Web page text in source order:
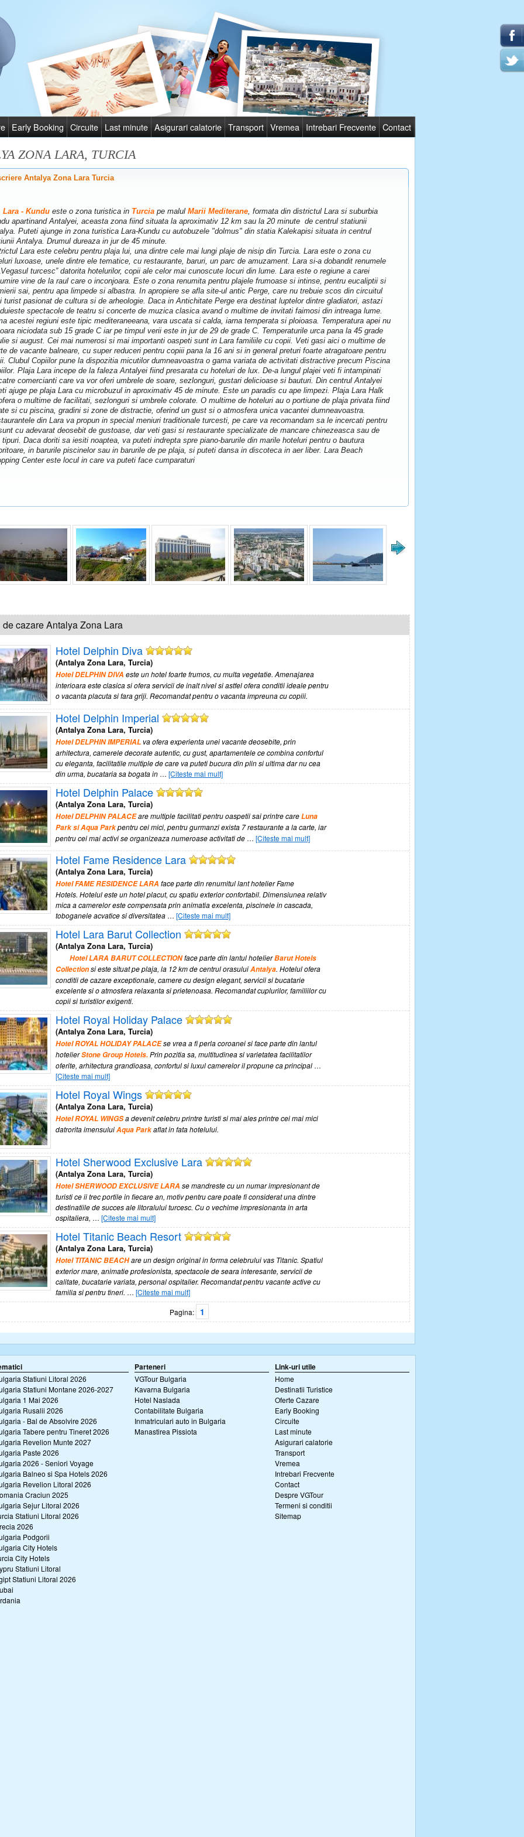
Early Booking Circuite Last minute Asigurari calatorie Transport Vremea Intrebari Frecvente Contact
ZONA LARA, TURCIA
Antalya Zona Lara Turcia
Lara - Kundueste o zona turistica in Turcia pe malul Marii Mediterane , formata din districtul Lara si suburbia
apartinand Antalyei, aceasta zona fiind situata la aproximativ 12 km sau la 20 minute de centrul statiunii
Puteti ajunge in zona turistica Lara-Kundu cu autobuzele "dolmus" din statia Kalekapisi situata in centrul
Antalya. Drumul dureaza in jur de 45 minute.
Lara este celebru pentru plaja lui, una dintre cele mai lungi plaje de nisip din Turcia. Lara este o zona cu
luxoase, unele dintre ele tematice, cu restaurante, baruri, un parc de amuzament. Lara si-a dobandit renumele
turcesc” datorita hotelurilor, copii ale celor mai cunoscute locuri din lume. Lara este o regiune a carei
vine de la raul care o inconjoara. Este o zona renumita pentru plajele frumoase si intinse, pentru eucaliptii si
sai, pentru apa limpede si albastra. In apropiere se afla site-ul antic Perge, care nu trebuie scos din circuitul
turist pasionat de cultura si de arheologie. Daca in Antichitate Perge era destinat luptelor dintre gladiatori, astazi
spectacole de teatru si concerte de muzica clasica avand o multime de invitati faimosi din intreaga lume.
acestei regiuni este tipic mediteraneeana, vara uscata si calda, iarna temperata si ploioasa. Temperatura apei nu
niciodata sub 15 grade C iar pe timpul verii este in jur de 29 de grade C. Temperaturile urca pana la 45 grade
si august. Cei mai numerosi si mai importanti oaspeti sunt in Lara familiile cu copii. Veti gasi aici o multime de
de vacante balneare, cu super reduceri pentru copiii pana la 16 ani si in general preturi foarte atragatoare pentru
Clubul Copiilor pune la dispozitia micutilor dumneavoastra o gama variata de activitati distractive precum Piscina
Plaja Lara incepe de la faleza Antalyei fiind presarata cu hoteluri de lux. De-a lungul plajei veti fi intampinati
comercianti care va vor oferi umbrele de soare, sezlonguri, gustari delicioase si bauturi. Din centrul Antalyei
ajuge pe plaja Lara cu microbuzul in aproximativ 45 de minute. Este un paradis cu ape limpezi. Plaja Lara Halk
o multime de facilitati, sezlonguri si umbrele colorate. O multime de hoteluri au o portiune de plaja privata fiind
si cu piscina, gradini si zone de distractie, oferind un gust si o atmosfera unica vacantei dumneavoastra.
din Lara va propun in special meniuri traditionale turcesti, pe care va recomandam sa le incercati pentru
cu adevarat deosebit de gustoase, dar veti gasi si restaurante specializate de mancare chinezeasca sau de
tipuri. Daca doriti sa iesiti noaptea, va puteti indrepta spre piano-barurile din marile hoteluri pentru o bautura
in barurile piscinelor sau in barurile de pe plaja, si puteti dansa in discoteca in aer liber. Lara Beach
Center este locul in care va puteti face cumparaturi
cazare Antalya Zona Lara
Hotel Delphin Diva
(Antalya Zona Lara, Turcia)
Hotel DELPHIN DIVA este un hotel foarte frumos, cu multa vegetatie. Amenajarea
interioara este clasica si ofera servicii de inalt nivel si astfel ofera conditii ideale pentru
o vacanta placuta si fara griji. Recomandat pentru o vacanta impreuna cu copiii.
Hotel Delphin Imperial
(Antalya Zona Lara, Turcia)
Hotel DELPHIN IMPERIAL va ofera experienta unei vacante deosebite, prin
arhitectura, camerele decorate autentic, cu gust, apartamentele ce combina confortul
cu eleganta, facilitatile multiple de care va puteti bucura din plin si ultima dar nu cea
din urma, bucataria sa bogata in … [Citeste mai mult]
Hotel Delphin Palace
(Antalya Zona Lara, Turcia)
Hotel DELPHIN PALACEare multiple facilitati pentru oaspetii sai printre careLuna
Park si Aqua Parkpentru cei mici, pentru gurmanzi exista 7 restaurante a la carte, iar
pentru cei mai activi se organizeaza numeroase activitati de … [Citeste mai mult]
Hotel Fame Residence Lara
(Antalya Zona Lara, Turcia)
Hotel FAME RESIDENCE LARA face parte din renumitul lant hotelier Fame
Hotels. Hotelul este un hotel placut, cu spatiu exterior confortabil. Dimensiunea relativ
mica a camerelor este compensata prin animatia excelenta, piscinele in cascada,
toboganele acvatice si diversitatea … [Citeste mai mult]
Hotel Lara Barut Collection
(Antalya Zona Lara, Turcia)
Hotel LARA BARUT COLLECTIONface parte din lantul hotelierBarut Hotels
Collectionsi este situat pe plaja, la 12 km de centrul orasuluiAntalya. Hotelul ofera
conditii de cazare exceptionale, camere cu design elegant, servicii si bucatarie
excelente si o atmosfera relaxanta si prietenoasa. Recomandat cuplurilor, familiilor cu
copii si turistilor exigenti.
Hotel Royal Holiday Palace
(Antalya Zona Lara, Turcia)
Hotel ROYAL HOLIDAY PALACEse vrea a fi perla coroanei si face parte din lantul
hotelierStone Group Hotels.Prin pozitia sa, multitudinea si varietatea facilitatilor
oferite, arhitectura grandioasa, confortul si luxul camerelor il propune ca principal …
[Citeste mai mult]
Hotel Royal Wings
(Antalya Zona Lara, Turcia)
Hotel ROYAL WINGSa devenit celebru printre turisti si mai ales printre cei mai mici
datrorita imensuluiAqua Parkaflat in fata hotelului.
Hotel Sherwood Exclusive Lara
(Antalya Zona Lara, Turcia)
Hotel SHERWOOD EXCLUSIVE LARA se mandreste cu un numar impresionant de
turisti ce ii trec portile in fiecare an, motiv pentru care poate fi considerat una dintre
destinatiile de succes ale litoralului turcesc. Cu o vechime impresionanta in arta
ospitaliera, … [Citeste mai mult]
Hotel Titanic Beach Resort
(Antalya Zona Lara, Turcia)
Hotel TITANIC BEACHare un design original in forma celebrului vas Titanic. Spatiul
exterior mare, animatie profesionista, spectacole de seara interesante, servicii de
calitate, bucatarie variata, personal ospitalier. Recomandat pentru vacante active cu
familia si pentru tineri. … [Citeste mai mult]
Pagina:
1
Statiuni Litoral 2026
Statiuni Montane 2026-2027
1 Mai 2026
Rusalii 2026
- Bal de Absolvire 2026
Tabere pentru Tineret 2026
Revelion Munte 2027
Paste 2026
2026 - Seniori Voyage
Balneo si Spa Hotels 2026
Revelion Litoral 2026
Craciun 2025
Sejur Litoral 2026
Statiuni Litoral 2026
2026
Podgorii
City Hotels
City Hotels
Statiuni Litoral
Statiuni Litoral 2026
Parteneri
VGTour Bulgaria
Kavarna Bulgaria
Hotel Naslada
Contabilitate Bulgaria
Inmatriculari auto in Bulgaria
Manastirea Pissiota
Link-uri utile
Home
Destinatii Turistice
Oferte Cazare
Early Booking
Circuite
Last minute
Asigurari calatorie
Transport
Vremea
Intrebari Frecvente
Contact
Despre VGTour
Termeni si conditii
Sitemap